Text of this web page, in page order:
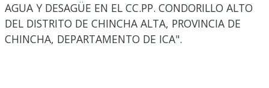
AGUA Y DESAGÜE EN EL CC.PP. CONDORILLO ALTO
DEL DISTRITO DE CHINCHA ALTA, PROVINCIA DE
CHINCHA, DEPARTAMENTO DE ICA".